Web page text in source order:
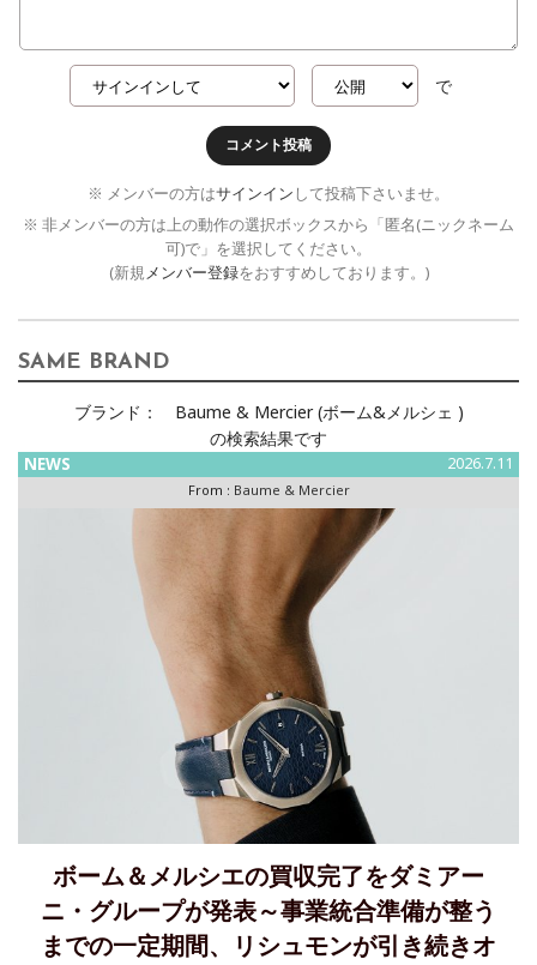
で
コメント投稿
※ メンバーの方はサインイン して投稿下さいませ。
※ 非メンバーの方は上の動作の選択ボックスから「匿名(ニックネーム
可)で」を選択してください。
(新規メンバー登録をおすすめしております。)
SAME BRAND
ブランド：
Baume & Mercier (ボーム&メルシェ )
の検索結果です
NEWS 2026.7.11
From : Baume & Mercier
ボーム＆メルシエの買収完了をダミアー
ニ・グループが発表～事業統合準備が整う
までの一定期間、リシュモンが引き続きオ